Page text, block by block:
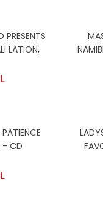
LATION,
(2012) -
- CD